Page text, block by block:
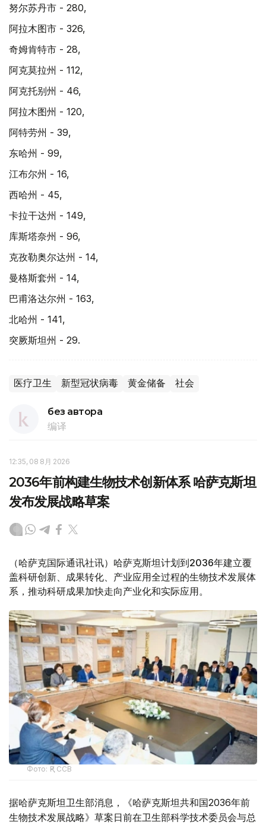
努尔苏丹市 - 280,
阿拉木图市 - 326,
奇姆肯特市 - 28,
阿克莫拉州 - 112,
阿克托别州 - 46,
阿拉木图州 - 120,
阿特劳州 - 39,
东哈州 - 99,
江布尔州 - 16,
西哈州 - 45,
卡拉干达州 - 149,
库斯塔奈州 - 96,
克孜勒奥尔达州 - 14,
曼格斯套州 - 14,
巴甫洛达尔州 - 163,
北哈州 - 141,
突厥斯坦州 - 29.
医疗卫生 新型冠状病毒 黄金储备 社会
без автора
编译
12:35, 08 8月 2026
2036年前构建生物技术创新体系 哈萨克斯坦
发布发展战略草案
（哈萨克国际通讯社讯）哈萨克斯坦计划到2036年建立覆
盖科研创新、成果转化、产业应用全过程的生物技术发展体
系，推动科研成果加快走向产业化和实际应用。
Фото: ҚР ССВ
据哈萨克斯坦卫生部消息，《哈萨克斯坦共和国2036年前
生物技术发展战略》草案日前在卫生部科学技术委员会与总